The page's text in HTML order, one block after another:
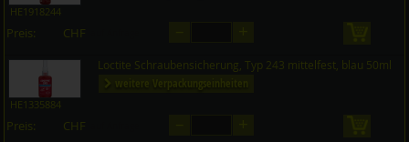
HE1918244
Preis: CHF
HE1335884
Loctite Schraubensicherung, Typ 243 mittelfest, blau 50ml
weitere Verpackungseinheiten
Preis: CHF